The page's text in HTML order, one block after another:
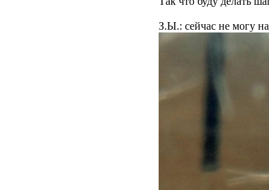
З.Ы.: сейчас не могу